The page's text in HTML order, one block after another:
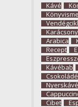
Kávé
Karácsony
Arabica
Recept
Kávébab
Csokoládé
Nyerskávé
Cibet